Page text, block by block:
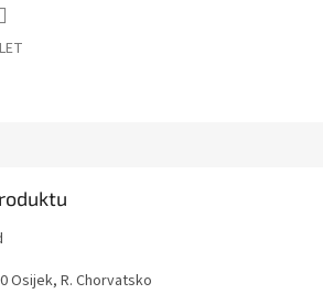
Osijek, R. Chorvatsko